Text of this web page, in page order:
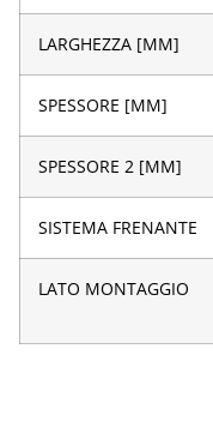
LARGHEZZA [MM]
SPESSORE [MM]
SPESSORE 2 [MM]
SISTEMA FRENANTE
LATO MONTAGGIO